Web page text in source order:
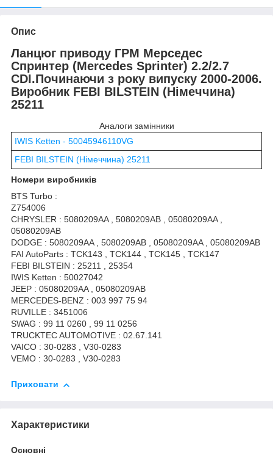
Опис
Ланцюг приводу ГРМ Мерседес
Спринтер (Mercedes Sprinter) 2.2/2.7
CDI.Починаючи з року випуску 2000-2006.
Виробник FEBI BILSTEIN (Німеччина)
25211
Аналоги замінники
IWIS Ketten - 50045946110VG
FEBI BILSTEIN (Німеччина) 25211
Номери виробників
BTS Turbo :
Z754006
CHRYSLER : 5080209AA , 5080209AB , 05080209AA ,
05080209AB
DODGE : 5080209AA , 5080209AB , 05080209AA , 05080209AB
FAI AutoParts : TCK143 , TCK144 , TCK145 , TCK147
FEBI BILSTEIN : 25211 , 25354
IWIS Ketten : 50027042
JEEP : 05080209AA , 05080209AB
MERCEDES-BENZ : 003 997 75 94
RUVILLE : 3451006
SWAG : 99 11 0260 , 99 11 0256
TRUCKTEC AUTOMOTIVE : 02.67.141
VAICO : 30-0283 , V30-0283
VEMO : 30-0283 , V30-0283
Приховати
Характеристики
Основні